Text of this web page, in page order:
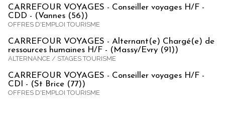
CARREFOUR VOYAGES - Conseiller voyages H/F -
CDD - (Vannes (56))
OFFRES D'EMPLOI TOURISME
CARREFOUR VOYAGES - Alternant(e) Chargé(e) de
ressources humaines H/F - (Massy/Evry (91))
ALTERNANCE / STAGES TOURISME
CARREFOUR VOYAGES - Conseiller voyages H/F -
CDI - (St Brice (77))
OFFRES D'EMPLOI TOURISME